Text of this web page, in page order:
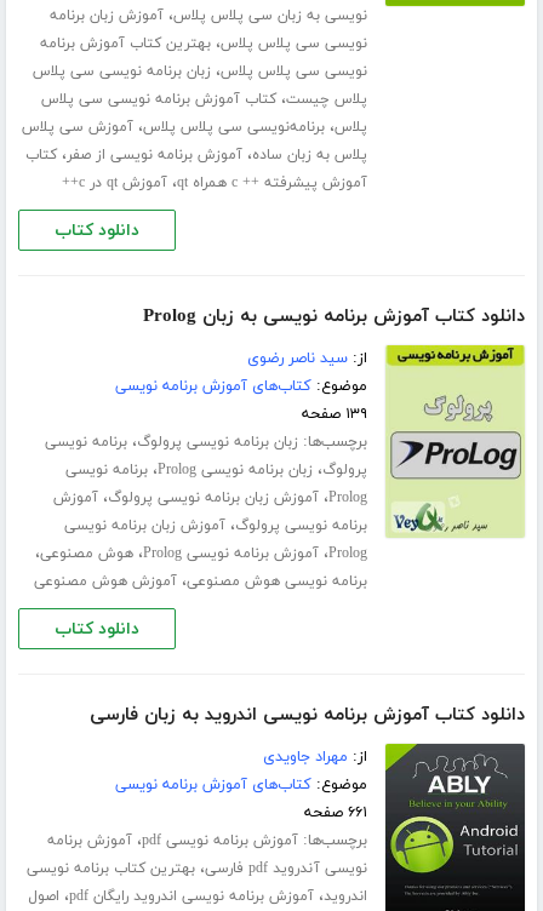
نویسی به زبان سی پلاس پلاس،آموزش زبان برنامه
نویسی سی پلاس پلاس،بهترین کتاب آموزش برنامه
نویسی سی پلاس پلاس، زبان برنامه نویسی سی پلاس
پلاس چیست،کتاب آموزش برنامه نویسی سی پلاس
پلاس،برنامه‌نویسی سی پلاس پلاس،آموزش سی پلاس
پلاس به زبان ساده،آموزش برنامه نویسی از صفر،کتاب
آموزش پیشرفته ++ c همراه qt
،آموزش qt در c++
دانلود کتاب
دانلود کتاب آموزش برنامه نویسی به زبان Prolog
از:سید ناصر رضوی
موضوع:کتاب‌های آموزش برنامه نویسی
۱۳۹ صفحه
برچسب‌ها: زبان برنامه نویسی پرولوگ،برنامه نویسی
پرولوگ، زبان برنامه نویسی Prolog ،برنامه نویسی
Prolog،آموزش زبان برنامه نویسی پرولوگ،آموزش
برنامه نویسی پرولوگ،آموزش زبان برنامه نویسی
Prolog،آموزش برنامه نویسی Prolog ،هوش مصنوعی،
برنامه نویسی هوش مصنوعی،آموزش هوش مصنوعی
دانلود کتاب
دانلود کتاب آموزش برنامه نویسی اندروید به زبان فارسی
از: مهراد جاویدی
موضوع:کتاب‌های آموزش برنامه نویسی
۶۶۱ صفحه
برچسب‌ها:آموزش برنامه نویسی pdf ،آموزش برنامه
نویسی آندروید pdf فارسی
،بهترین کتاب برنامه نویسی
اندروید،آموزش برنامه نویسی اندروید رایگان pdf ، اصول